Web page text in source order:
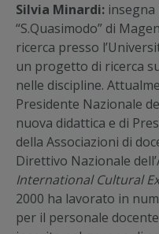
Silvia Minardi: insegna
“S.Quasimodo” di
ricerca presso
un progetto di ricerca
nelle discipline.
Presidente Nazionale
nuova didattica e di
della Associazioni di
Direttivo Nazionale
International Cultural
2000 ha lavorato in
per il personale